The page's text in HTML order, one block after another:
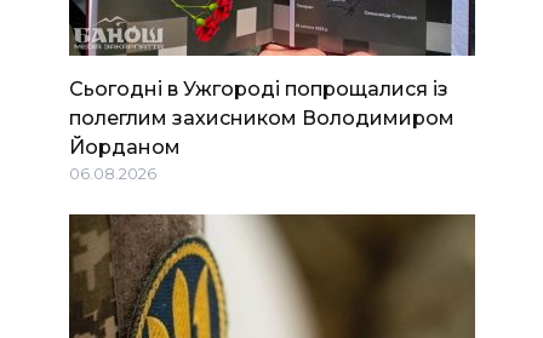
Сьогодні в Ужгороді попрощалися із
полеглим захисником Володимиром
Йорданом
06.08.2026